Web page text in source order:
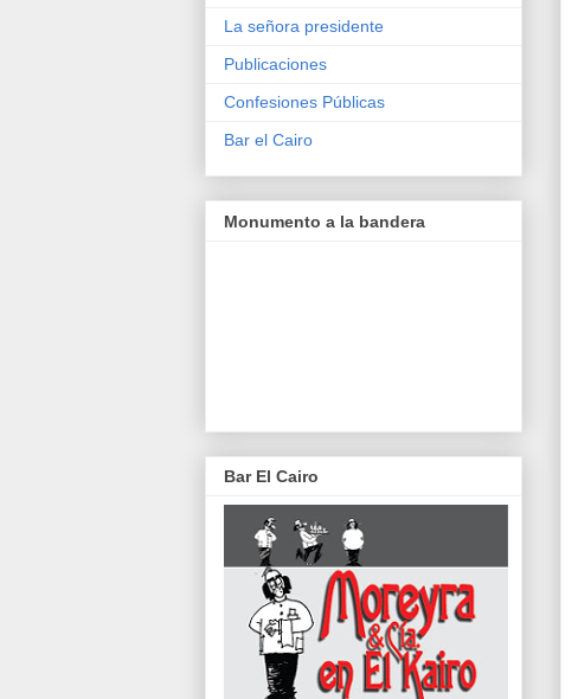
La señora presidente
Publicaciones
Confesiones Públicas
Bar el Cairo
Monumento a la bandera
Bar El Cairo